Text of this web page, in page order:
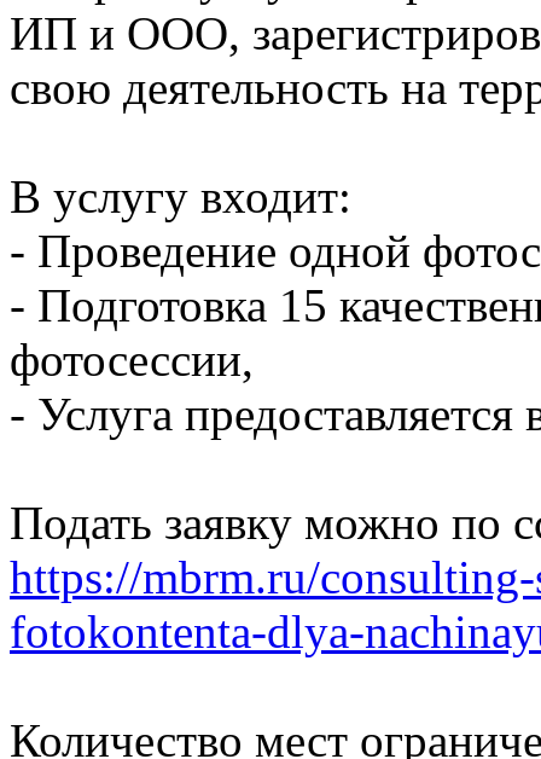
ИП и ООО,
свою деятельность на
В услугу входит:
- Проведение одной
- Подготовка 15
фотосессии,
- Услуга
Подать заявку можно по
https://mbrm.ru/
fotokontenta-dlya-
Количество мест